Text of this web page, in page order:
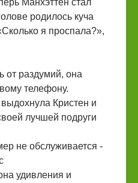
Манхэттен стал
родилось куча
я проспала?»,
от раздумий, она
телефону.
Кристен и
лучшей подруги
не обслуживается -
удивления и